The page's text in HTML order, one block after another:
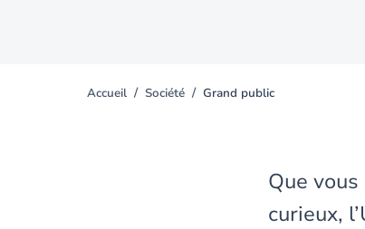
You
Accueil Société Grand public
Que
curieux,